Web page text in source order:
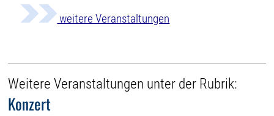
weitere Veranstaltungen
Weitere Veranstaltungen unter der Rubrik:
Konzert